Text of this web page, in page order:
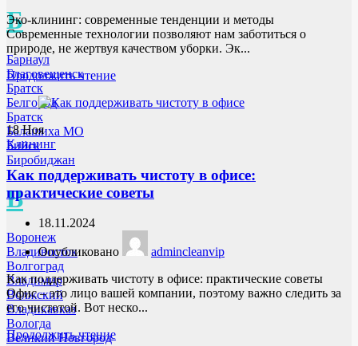
Б
Барнаул
Благовещенск
Братск
Белгород
Братск
Балашиха МО
Бийск
Биробиджан
В
Воронеж
Владивосток
Волгоград
Владимир
Волжский
Владикавказ
Вологда
Великий Новгород
Эко-клининг: современные тенденции и методы
Современные технологии позволяют нам заботиться о
природе, не жертвуя качеством уборки. Эк...
Продолжить чтение
18Ноя
Клининг
Как поддерживать чистоту в офисе:
практические советы
18.11.2024
Опубликовано
admincleanvip
Как поддерживать чистоту в офисе: практические советы
Офис – это лицо вашей компании, поэтому важно следить за
его чистотой. Вот неско...
Продолжить чтение